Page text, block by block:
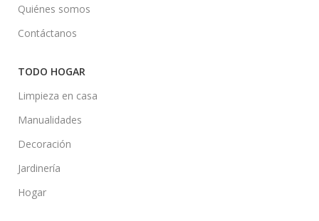
Quiénes somos
Contáctanos
TODO HOGAR
Limpieza en casa
Manualidades
Decoración
Jardinería
Hogar